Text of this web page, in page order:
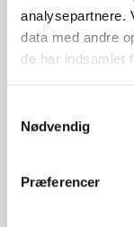
analysepartnere.
data med andre
de har indsamlet
Nødvendig
Præferencer
002010114